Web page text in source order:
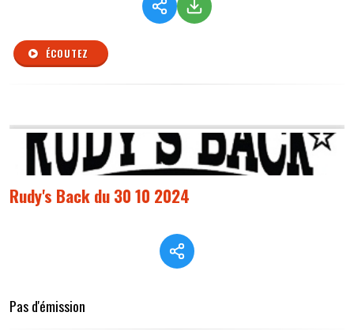
ÉCOUTEZ
Rudy's Back du 30 10 2024
Pas d'émission